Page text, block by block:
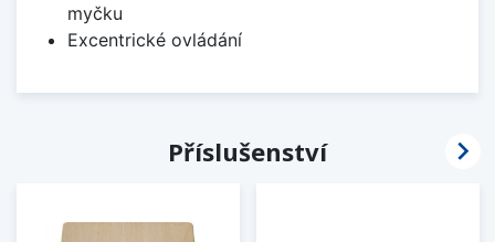
myčku
Excentrické ovládání
Příslušenství 